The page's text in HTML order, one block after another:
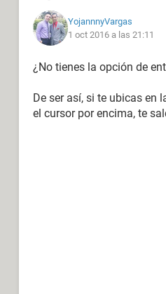
YojannnyVargas
1 oct 2016 a las 21:11
¿No tienes la opción de
De ser así, si te ubicas en
el cursor por encima, te